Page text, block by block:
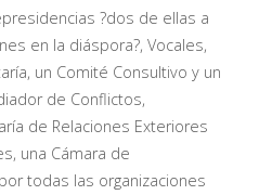
?dos de ellas a
en la diáspora?, Vocales,
un Comité Consultivo y un
de Conflictos,
de Relaciones Exteriores
una Cámara de
todas las organizaciones